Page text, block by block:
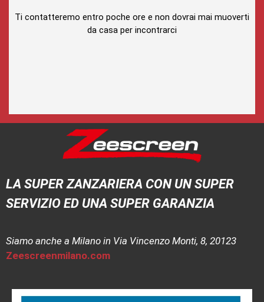
Ti contatteremo entro poche ore e non dovrai mai muoverti
da casa per incontrarci
LA SUPER ZANZARIERA CON UN SUPER
SERVIZIO ED UNA SUPER GARANZIA
Siamo anche a Milano in Via Vincenzo Monti, 8, 20123
Zeescreenmilano.com